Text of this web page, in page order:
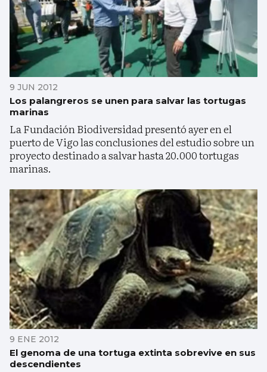
9 JUN 2012
Los palangreros se unen para salvar las tortugas
marinas
La Fundación Biodiversidad presentó ayer en el
puerto de Vigo las conclusiones del estudio sobre un
proyecto destinado a salvar hasta 20.000 tortugas
marinas.
9 ENE 2012
El genoma de una tortuga extinta sobrevive en sus
descendientes